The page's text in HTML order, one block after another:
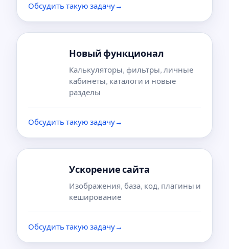
Обсудить такую задачу→
Новый функционал
Калькуляторы, фильтры, личные
кабинеты, каталоги и новые
разделы
Обсудить такую задачу→
Ускорение сайта
Изображения, база, код, плагины и
кеширование
Обсудить такую задачу→